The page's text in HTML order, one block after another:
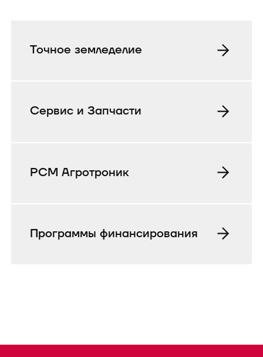
Точное земледелие
Сервис и Запчасти
РСМ Агротроник
Программы финансирования